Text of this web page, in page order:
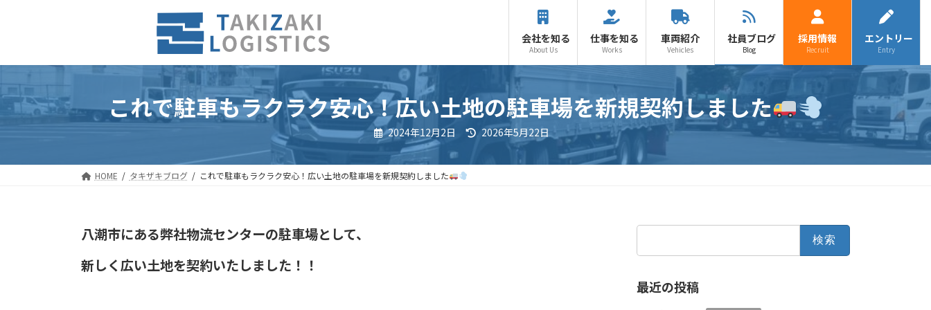
へ
ス
ョ
ン
会社を知る
About Us
仕事を知る
Works
車両紹介
Vehicles
社員ブログ
Blog
採用情報
Recruit
エントリー
Entry
これで駐車もラクラク安心！広い土地の駐車場を新規契約しました
2024年12月2日 最
2026年5月22日
HOME タキザキブログ これで駐車もラクラク安心！広い土地の駐車場を新規契約しました
八潮市にある弊社物流センターの駐車場として、
新しく広い土地を契約いたしました！！
検
最近の投稿